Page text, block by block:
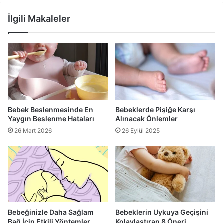
sağlar.
3. Taşınabilirlik ve Katlanabilirlik
Bebek arabası günlük yaşamda sıkça taşınması gereken bir
üründür. Bu nedenle hafiflik ve katlanabilirlik, anneler ve
babalar için büyük avantaj sağlar. Özellikle toplu taşıma
kullanan veya arabada sık seyahat eden aileler için bu
özellikler büyük önem taşır.
Tek Elle Katlanabilir Mekanizma: Hızlı ve pratik
Ağırlık: Çok hafif modeller bazen dayanıklılıktan ödün
verebilir; bu nedenle hafif ama sağlam bir denge
gözetilmelidir.
Arabanın Bagajına Uygunluk : Katlandığında fazla yer
kaplamayan modeller, taşıma ve depolama kolaylığı
İlgili Makaleler
Bebek Beslenmesinde En
Yaygın Beslenme Hataları
26 Mart 2026
Bebeklerde Pişiğe Karşı
Alınacak Önlemler
26 Eylül 2025
Bebeğinizle Daha Sağlam
Bağ İçin Etkili Yöntemler
Bebeklerin Uykuya Geçişini
Kolaylaştıran 8 Öneri